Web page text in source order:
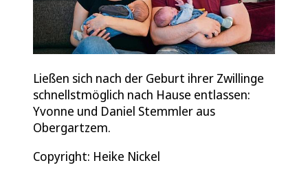
Ließen sich nach der Geburt ihrer Zwillinge
schnellstmöglich nach Hause entlassen:
Yvonne und Daniel Stemmler aus
Obergartzem.
Copyright: Heike Nickel